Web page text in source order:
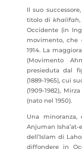
Il suo
titolo dikhalifah
Occidente (in
movimento, che
1914. La
(Movimento
presieduta dal
(1889-1965), cui
(1909-1982),
(nato nel 1950).
Una
Anjuman
dell’Islam di
diffondere in